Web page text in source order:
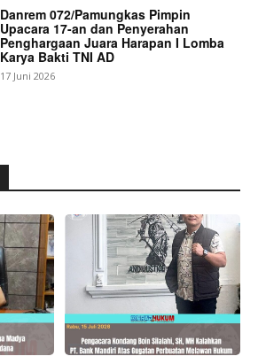
Danrem 072/Pamungkas Pimpin
Upacara 17-an dan Penyerahan
Penghargaan Juara Harapan I Lomba
Karya Bakti TNI AD
17 Juni 2026